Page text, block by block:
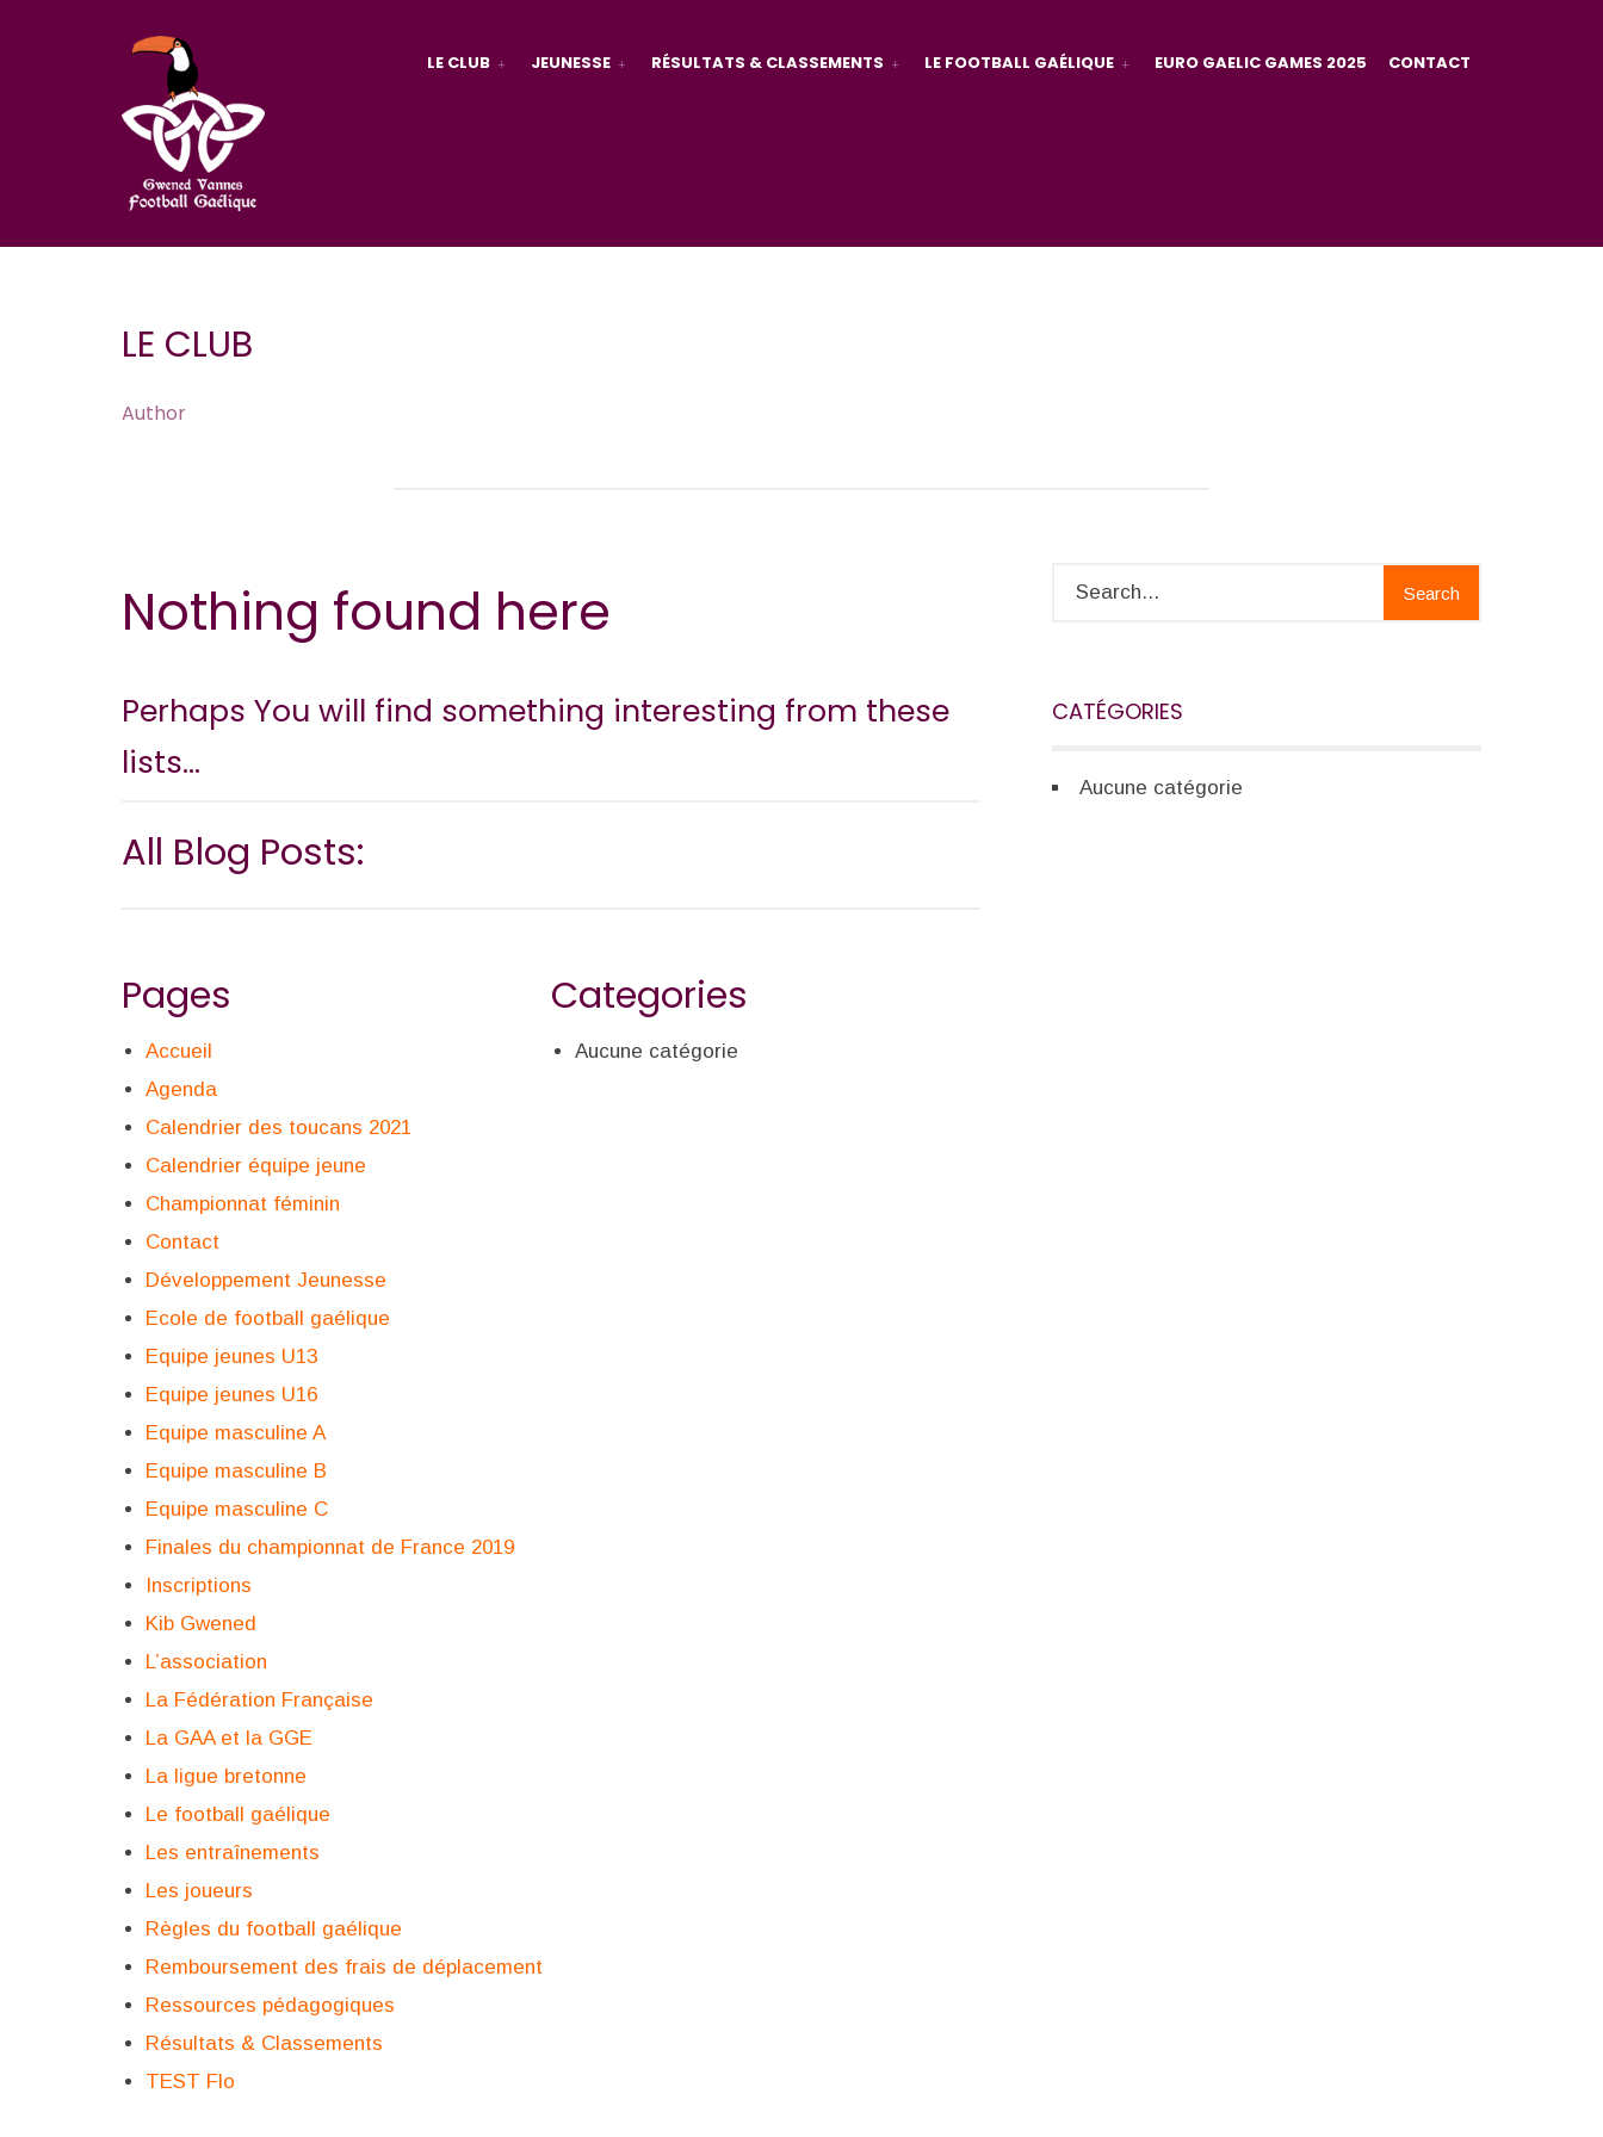
LE CLUB JEUNESSE RÉSULTATS & CLASSEMENTS LE FOOTBALL GAÉLIQUE EURO GAELIC GAMES 2025 CONTACT
LE CLUB
Author
Nothing found here
Perhaps You will find something interesting from these
lists...
All Blog Posts:
Pages
Accueil
Agenda
Calendrier des toucans 2021
Calendrier équipe jeune
Championnat féminin
Contact
Développement Jeunesse
Ecole de football gaélique
Equipe jeunes U13
Equipe jeunes U16
Equipe masculine A
Equipe masculine B
Equipe masculine C
Finales du championnat de France 2019
Inscriptions
Kib Gwened
L’association
La Fédération Française
La GAA et la GGE
La ligue bretonne
Le football gaélique
Les entraînements
Les joueurs
Règles du football gaélique
Remboursement des frais de déplacement
Ressources pédagogiques
Résultats & Classements
TEST Flo
Categories
Aucune catégorie
Search
CATÉGORIES
Aucune catégorie